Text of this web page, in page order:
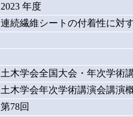
2023 年度
連続繊維シートの付着性に対
土木学会全国大会・年次学術
土木学会年次学術講演会講演
第78回